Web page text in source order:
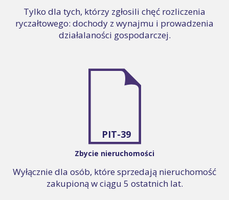
Tylko dla tych, którzy zgłosili chęć rozliczenia
ryczałtowego: dochody z wynajmu i prowadzenia
działalaności gospodarczej.
PIT-39
Zbycie nieruchomości
Wyłącznie dla osób, które sprzedają nieruchomość
zakupioną w ciągu 5 ostatnich lat.